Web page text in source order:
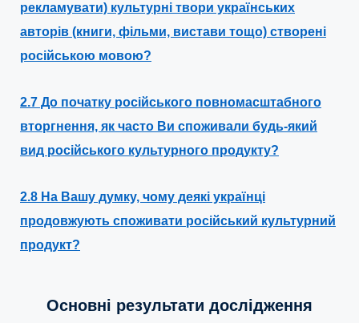
рекламувати) культурні твори українських
авторів (книги, фільми, вистави тощо) створені
російською мовою?
2.7 До початку російського повномасштабного
вторгнення, як часто Ви споживали будь-який
вид російського культурного продукту?
2.8 На Вашу думку, чому деякі українці
продовжують споживати російський культурний
продукт?
Основні результати дослідження